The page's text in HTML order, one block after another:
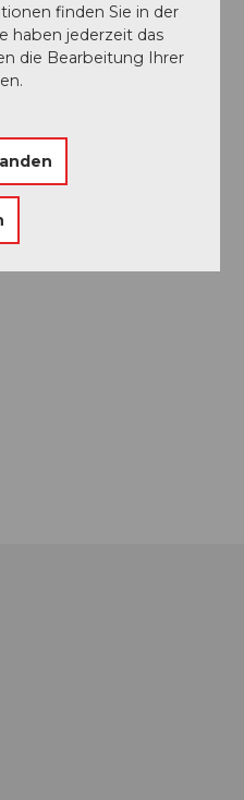
Uhr letzte Bergfahrt)
Getränke)
Sie durch den
Kulm Hotels
finden Sie in der
haben jederzeit das
die Bearbeitung Ihrer